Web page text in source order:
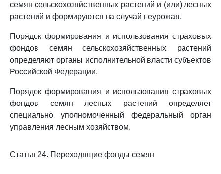
семян сельскохозяйственных растений и (или) лесных
растений и формируются на случай неурожая.
Порядок формирования и использования страховых
фондов семян сельскохозяйственных растений
определяют органы исполнительной власти субъектов
Российской Федерации.
Порядок формирования и использования страховых
фондов семян лесных растений определяет
специально уполномоченный федеральный орган
управления лесным хозяйством.
Статья 24. Переходящие фонды семян